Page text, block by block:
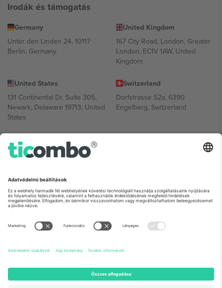
Irodák és támogatás
Germany
Unter den Linden 24, 10117
Berlin, Germany
United Kingdom
167 City Road, London, Greater
London, EC1V 1AW, United
Kingdom
United States
131 Continental Dr, Suite 305,
Newark, Delaware 19713, United
States
Switzerland
Dorfstrasse 52a, 6390
Engelberg, Switzerland
Bulgaria
Regus Sofia City West, bul
UAE Dubai Silicon Oasis, DDP
Mexico
Av Chapultepec 360, Roma
Norte, Cuauhtémoc, 06700
Ciudad de México, CDMX,
tartománytól függően változhat. A részletekért tekintse meg az
adott esemény oldalát, az Impresszumot és a Feltételeket.,